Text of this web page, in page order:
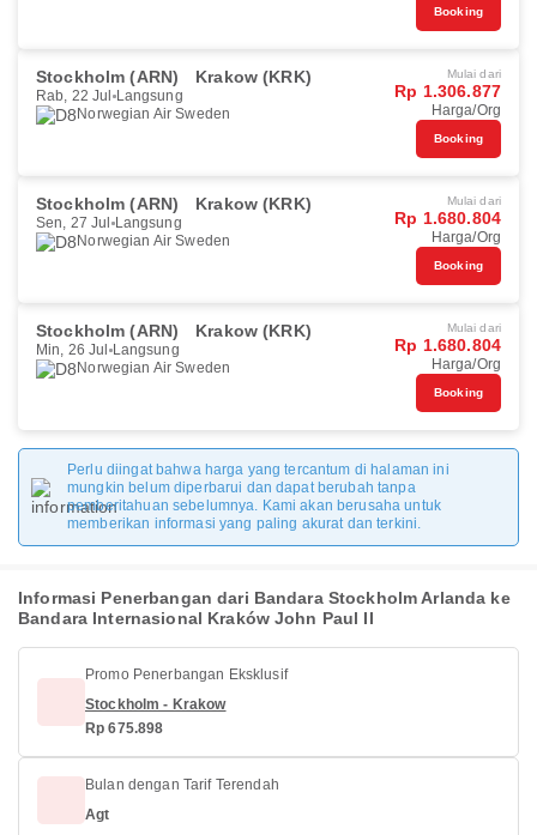
Booking
Stockholm (ARN) Krakow (KRK)
Rab, 22 Jul Langsung
Norwegian Air Sweden
Mulai dari
Rp 1.306.877
Harga/Org
Booking
Stockholm (ARN) Krakow (KRK)
Sen, 27 Jul Langsung
Norwegian Air Sweden
Mulai dari
Rp 1.680.804
Harga/Org
Booking
Stockholm (ARN) Krakow (KRK)
Min, 26 Jul Langsung
Norwegian Air Sweden
Mulai dari
Rp 1.680.804
Harga/Org
Booking
Perlu diingat bahwa harga yang tercantum di halaman ini
mungkin belum diperbarui dan dapat berubah tanpa
pemberitahuan sebelumnya. Kami akan berusaha untuk
memberikan informasi yang paling akurat dan terkini.
Informasi Penerbangan dari Bandara Stockholm Arlanda ke
Bandara Internasional Kraków John Paul II
Promo Penerbangan Eksklusif
Stockholm - Krakow
Rp 675.898
Bulan dengan Tarif Terendah
Agt